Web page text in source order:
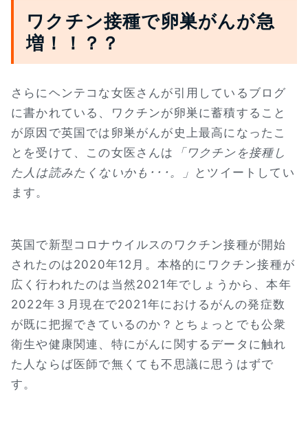
ワクチン接種で卵巣がんが急
増！！？？
さらにヘンテコな女医さんが引用しているブログ
に書かれている、ワクチンが卵巣に蓄積すること
が原因で英国では卵巣がんが史上最高になったこ
とを受けて、この女医さんは
「ワクチンを接種し
た人は読みたくないかも･･･。」 とツイートしてい
ます。
英国で新型コロナウイルスのワクチン接種が開始
されたのは2020年12月。本格的にワクチン接種が
広く行われたのは当然2021年でしょうから、本年
2022年３月現在で2021年におけるがんの発症数
が既に把握できているのか？とちょっとでも公衆
衛生や健康関連、特にがんに関するデータに触れ
た人ならば医師で無くても不思議に思うはずで
す。